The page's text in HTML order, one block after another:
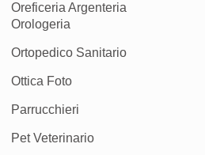
Oreficeria Argenteria
Orologeria
Ortopedico Sanitario
Ottica Foto
Parrucchieri
Pet Veterinario